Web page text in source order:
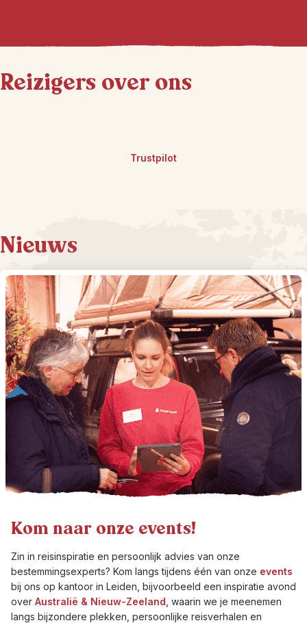
Reizigers over ons
Trustpilot
Nieuws
Kom naar onze events!
Zin in reisinspiratie en persoonlijk advies van onze
bestemmingsexperts? Kom langs tijdens één van onze events
bij ons op kantoor in Leiden, bijvoorbeeld een inspiratie avond
over Australië & Nieuw-Zeeland, waarin we je meenemen
langs bijzondere plekken, persoonlijke reisverhalen en